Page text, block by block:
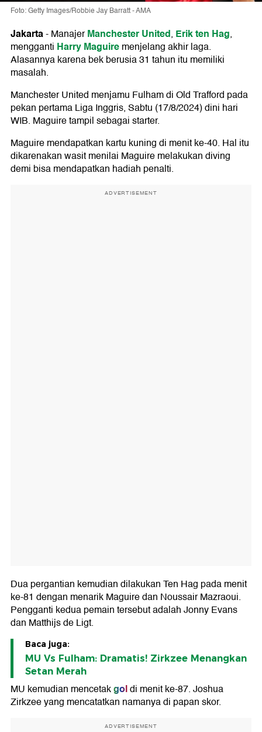
Foto: Getty Images/Robbie Jay Barratt - AMA
Jakarta-ManajerManchester United, Erik ten Hag,
mengganti Harry Maguiremenjelang akhir laga.
Alasannya karena bek berusia 31 tahun itu memiliki
masalah.
Manchester United menjamu Fulham di Old Trafford pada
pekan pertama Liga Inggris, Sabtu (17/8/2024) dini hari
WIB. Maguire tampil sebagai starter.
Maguire mendapatkan kartu kuning di menit ke-40. Hal itu
dikarenakan wasit menilai Maguire melakukan diving
demi bisa mendapatkan hadiah penalti.
ADVERTISEMENT
Dua pergantian kemudian dilakukan Ten Hag pada menit
ke-81 dengan menarik Maguire dan Noussair Mazraoui.
Pengganti kedua pemain tersebut adalah Jonny Evans
dan Matthijs de Ligt.
Baca juga:
MU Vs Fulham: Dramatis! Zirkzee Menangkan
Setan Merah
MU kemudian mencetakgoldi menit ke-87. Joshua
Zirkzee yang mencatatkan namanya di papan skor.
ADVERTISEMENT